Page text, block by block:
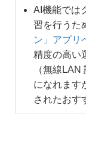
AI機能では
習を行うた
ン」アプリ
精度の高い
（無線
になれます
されたおす